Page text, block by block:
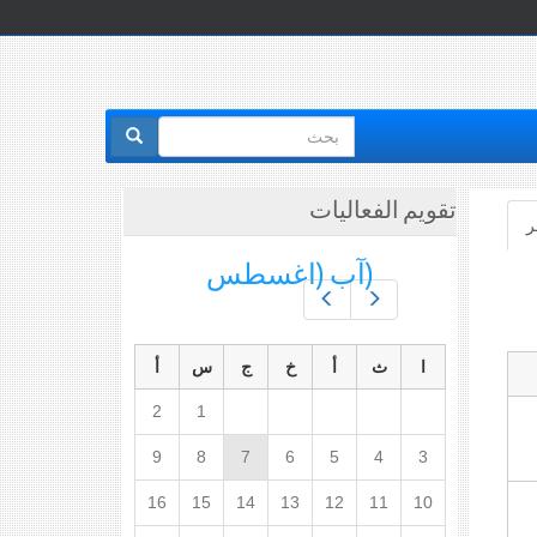
استمارة
البحث
التبويب
النشطة)
تقويم الفعاليات
(آب (اغسطس
ث خ ج س
1
2
3
4
5
6
7
8
9
10
11
12
13
14
15
16